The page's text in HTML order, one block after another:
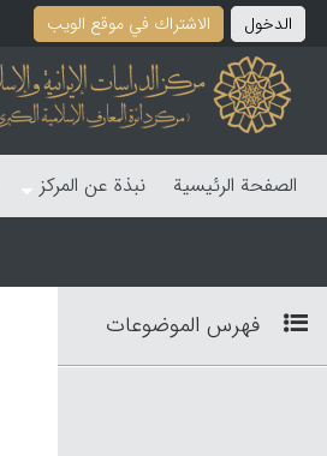
الدخول الاشتراك في موقع الویب
الصفحة الرئیسیة نبذة عن المرکز
فهرس الموضوعات